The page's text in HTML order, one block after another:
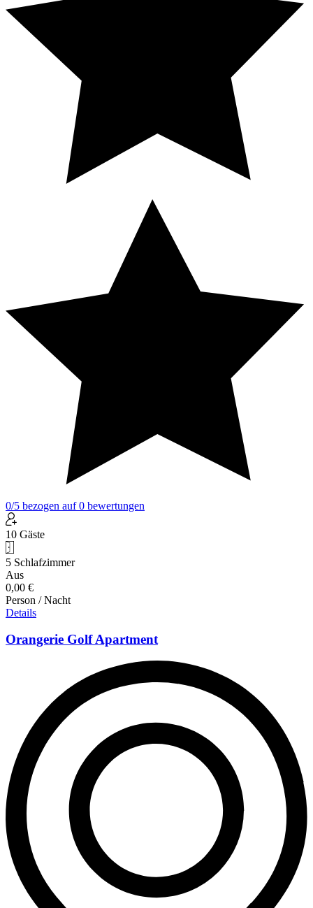
0/5 bezogen auf 0 bewertungen
10 Gäste
5 Schlafzimmer
Aus
0,00 €
Person / Nacht
Details
Orangerie Golf Apartment